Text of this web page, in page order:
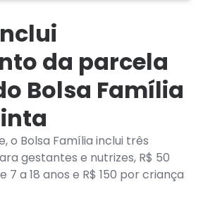
da parcela
Bolsa Família
o Bolsa Família inclui três
gestantes e nutrizes, R$ 50
a 18 anos e R$ 150 por criança